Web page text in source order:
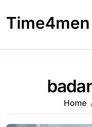
to
content
Time4men
Home